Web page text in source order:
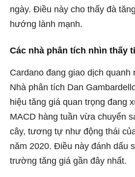
ngày. Điều này cho thấy đà
hướng lành mạnh.
Các nhà phân tích nhìn thấy
Cardano đang giao dịch quanh
Nhà phân tích Dan
hiệu tăng giá quan trọng đang
MACD hàng tuần vừa chuyển
cây, tương tự như động thái
năm 2020. Điều này đánh dấu
trường tăng giá gần đây nhất.